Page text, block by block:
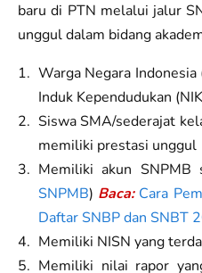
baru di PTN melalui jalur
unggul dalam bidang
Warga Negara
Induk Kependudukan
Siswa SMA/sederajat
memiliki prestasi unggul
Memiliki akun SNPMB
SNPMB) Baca: Cara
Daftar SNBP dan SNBT
Memiliki NISN yang
Memiliki nilai rapor